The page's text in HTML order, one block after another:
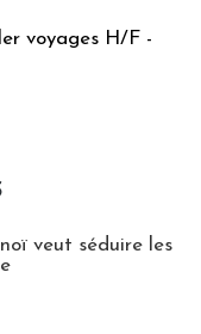
voyages H/F -
veut séduire les